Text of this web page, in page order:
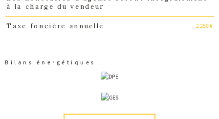
à la charge du vendeur
Taxe foncière annuelle 2 250 €
Bilans énergétiques